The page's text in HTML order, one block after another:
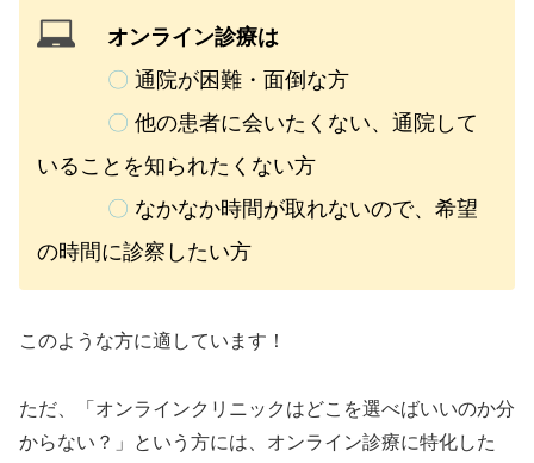
オンライン診療は
〇 通院が困難・面倒な方
〇 他の患者に会いたくない、通院して
いることを知られたくない方
〇 なかなか時間が取れないので、希望
の時間に診察したい方
このような方に適しています！
ただ、「オンラインクリニックはどこを選べばいいのか分
からない？」という方には、オンライン診療に特化した